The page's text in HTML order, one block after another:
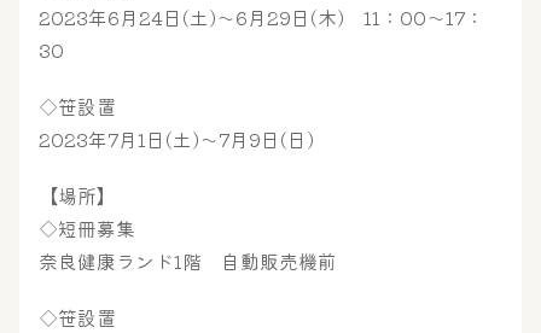
大浴場 サウナ・岩盤浴
奈良わんぱくランド
はしゃきっズ
2023年6月24日(土)～6月29日(木) 11：00～17：
30
◇笹設置
2023年7月1日(土)～7月9日(日)
【場所】
◇短冊募集
奈良健康ランド1階 自動販売機前
◇笹設置